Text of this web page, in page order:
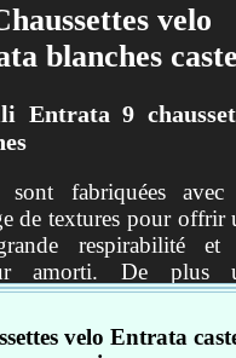
85%
010
velo
blanches
Entrata 9
fabriquées avec
de textures pour offrir
respirabilité et
amorti. De plus
maintien à mi-pied
stabilité.
velo Entrata